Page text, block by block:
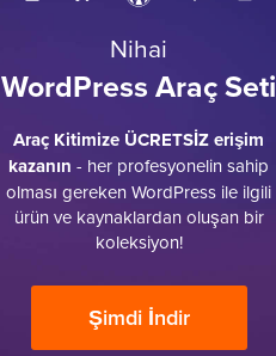
Nihai
WordPress Araç Seti
Araç Kitimize ÜCRETSİZ erişim
kazanın - her profesyonelin sahip
olması gereken WordPress ile ilgili
ürün ve kaynaklardan oluşan bir
koleksiyon!
Şimdi İndir